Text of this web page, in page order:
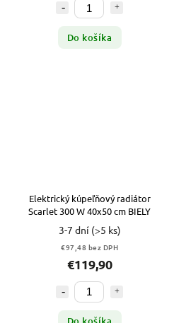
Do košíka
Elektrický kúpeľňový radiátor
Scarlet 300 W 40x50 cm BIELY
3-7 dní (>5 ks)
€97,48 bez DPH
€119,90